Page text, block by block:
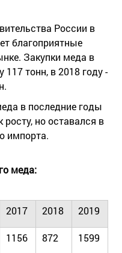
России в
благоприятные
Закупки меда в
117 тонн, в 2018 году -
в последние годы
но оставался в
импорта.
меда:
2017 2018 2019
1156 872 1599